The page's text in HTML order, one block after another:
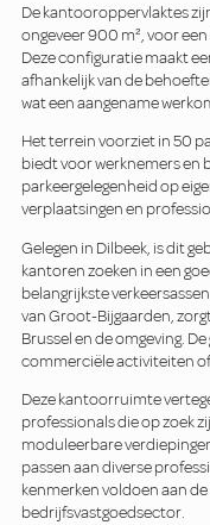
De kantooroppervlaktes
ongeveer 900 m², voor
Deze configuratie maakt
afhankelijk van de
wat een aangename
Het terrein voorziet in 50
biedt voor werknemers en
parkeergelegenheid op
verplaatsingen en
Gelegen in Dilbeek, is dit
kantoren zoeken in een
belangrijkste
van Groot-Bijgaarden,
Brussel en de omgeving.
commerciële activiteiten
Deze kantoorruimte
professionals die op zoek
moduleerbare
passen aan diverse
kenmerken voldoen aan
bedrijfsvastgoedsector.